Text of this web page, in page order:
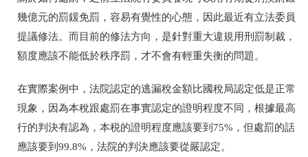
幾億元的罰鍰免罰，容易有覺性的心態，因此最近有立法委員
提議修法。而目前的修法方向，是針對重大違規用刑罰制裁，
額度應該不能低於秩序罰，才不會有輕重失衡的問題。
在實際案例中，法院認定的逃漏稅金額比國稅局認定低是正常
現象，因為本稅跟處罰在事實認定的證明程度不同，根據最高
行的判決有認為，本税的證明程度應該要到75%，但處罰的話
應該要到99.8%，法院的判決應該要從嚴認定。